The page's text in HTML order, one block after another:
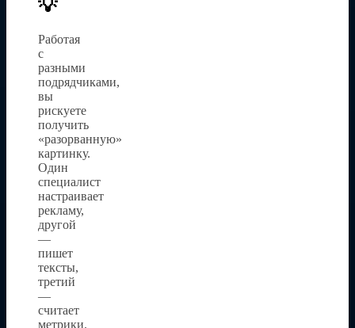
💡
Работая
с
разными
подрядчиками,
вы
рискуете
получить
«разорванную»
картинку.
Один
специалист
настраивает
рекламу,
другой
—
пишет
тексты,
третий
—
считает
метрики.